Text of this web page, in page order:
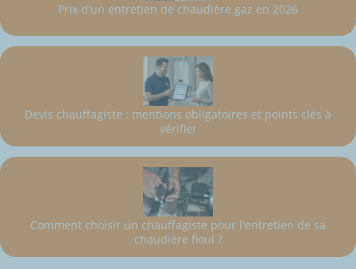
Prix d'un entretien de chaudière gaz en 2026
Devis chauffagiste : mentions obligatoires et points clés à
vérifier
Comment choisir un chauffagiste pour l'entretien de sa
chaudière fioul ?